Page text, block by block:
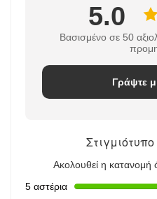
5.0
Βασισμένο σε 50
Γράψτε
Ακολουθεί η
5 αστέρια